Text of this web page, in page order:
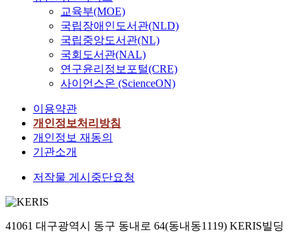
교육부(MOE)
국립장애인도서관(NLD)
국립중앙도서관(NL)
국회도서관(NAL)
연구윤리정보포털(CRE)
사이언스온 (ScienceON)
이용약관
개인정보처리방침
개인정보 재동의
기관소개
저작물 게시중단요청
41061 대구광역시 동구 동내로 64(동내동1119) KERIS빌딩